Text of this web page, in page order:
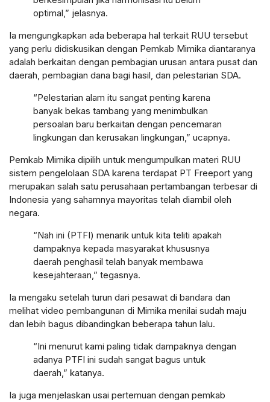
optimal,” jelasnya.
Ia mengungkapkan ada beberapa hal terkait RUU tersebut
yang perlu didiskusikan dengan Pemkab Mimika diantaranya
adalah berkaitan dengan pembagian urusan antara pusat dan
daerah, pembagian dana bagi hasil, dan pelestarian SDA.
“Pelestarian alam itu sangat penting karena
banyak bekas tambang yang menimbulkan
persoalan baru berkaitan dengan pencemaran
lingkungan dan kerusakan lingkungan,” ucapnya.
Pemkab Mimika dipilih untuk mengumpulkan materi RUU
sistem pengelolaan SDA karena terdapat PT Freeport yang
merupakan salah satu perusahaan pertambangan terbesar di
Indonesia yang sahamnya mayoritas telah diambil oleh
negara.
“Nah ini (PTFI) menarik untuk kita teliti apakah
dampaknya kepada masyarakat khususnya
daerah penghasil telah banyak membawa
kesejahteraan,” tegasnya.
Ia mengaku setelah turun dari pesawat di bandara dan
melihat video pembangunan di Mimika menilai sudah maju
dan lebih bagus dibandingkan beberapa tahun lalu.
“Ini menurut kami paling tidak dampaknya dengan
adanya PTFI ini sudah sangat bagus untuk
daerah,” katanya.
Ia juga menjelaskan usai pertemuan dengan pemkab